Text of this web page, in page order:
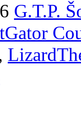
G.T.P.